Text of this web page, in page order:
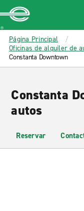
MAIN
CONTENT
Enterprise
Página Principal
Oficinas de alquiler de
Constanta Downtown
Constanta
autos
Reservar